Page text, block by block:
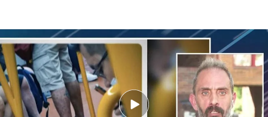
Muñoz, protagonista del bulo viral de la viruela del mono: "Quiero que este
médico lo pague y bien pagado"